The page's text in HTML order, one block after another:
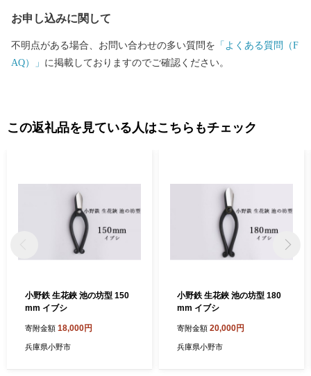
お申し込みに関して
不明点がある場合、お問い合わせの多い質問を 「よくある質問（F
AQ）」 に掲載しておりますのでご確認ください。
この返礼品を見ている人はこちらもチェック
小野鉄 生花鋏 池の坊型 150
mm イブシ
寄附金額 18,000円
兵庫県小野市
小野鉄 生花鋏 池の坊型 180
mm イブシ
寄附金額 20,000円
兵庫県小野市